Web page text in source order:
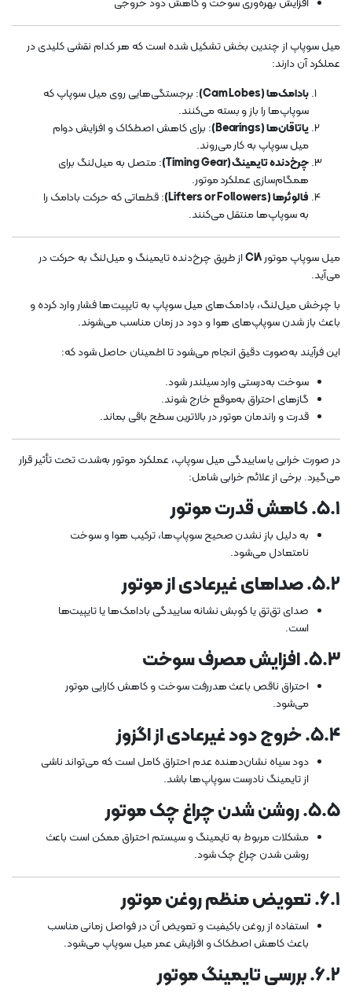
افزایش بهره‌وری سوخت و کاهش دود خروجی
میل سوپاپ از چندین بخش تشکیل شده است که هر کدام نقشی کلیدی در
عملکرد آن دارند:
بادامک‌ها (Cam Lobes)
: برجستگی‌هایی روی میل سوپاپ که
سوپاپ‌ها را باز و بسته می‌کنند.
یاتاقان‌ها (Bearings)
: برای کاهش اصطکاک و افزایش دوام
میل سوپاپ به کار می‌روند.
چرخ‌دنده تایمینگ (Timing Gear)
: متصل به میل‌لنگ برای
همگام‌سازی عملکرد موتور.
فالوئرها (Lifters or Followers)
: قطعاتی که حرکت بادامک را
به سوپاپ‌ها منتقل می‌کنند.
میل سوپاپ موتورC18از طریق چرخ‌دنده تایمینگ و میل‌لنگ به حرکت در
می‌آید.
با چرخش میل‌لنگ، بادامک‌های میل سوپاپ به تایپیت‌ها فشار وارد کرده و
باعث باز شدن سوپاپ‌های هوا و دود در زمان مناسب می‌شوند.
این فرآیند به‌صورت دقیق انجام می‌شود تا اطمینان حاصل شود که:
سوخت به‌درستی وارد سیلندر شود.
گازهای احتراق به‌موقع خارج شوند.
قدرت و راندمان موتور در بالاترین سطح باقی بماند.
در صورت خرابی یا ساییدگی میل سوپاپ، عملکرد موتور به‌شدت تحت تأثیر قرار
می‌گیرد. برخی از علائم خرابی شامل:
۵.۱. کاهش قدرت موتور
به دلیل باز نشدن صحیح سوپاپ‌ها، ترکیب هوا و سوخت
نامتعادل می‌شود.
۵.۲. صداهای غیرعادی از موتور
صدای تق‌تق یا کوبش نشانه ساییدگی بادامک‌ها یا تایپیت‌ها
است.
۵.۳. افزایش مصرف سوخت
احتراق ناقص باعث هدررفت سوخت و کاهش کارایی موتور
می‌شود.
۵.۴. خروج دود غیرعادی از اگزوز
دود سیاه نشان‌دهنده عدم احتراق کامل است که می‌تواند ناشی
از تایمینگ نادرست سوپاپ‌ها باشد.
۵.۵. روشن شدن چراغ چک موتور
مشکلات مربوط به تایمینگ و سیستم احتراق ممکن است باعث
روشن شدن چراغ چک شود.
۶.۱. تعویض منظم روغن موتور
استفاده از روغن باکیفیت و تعویض آن در فواصل زمانی مناسب
باعث کاهش اصطکاک و افزایش عمر میل سوپاپ می‌شود.
۶.۲. بررسی تایمینگ موتور